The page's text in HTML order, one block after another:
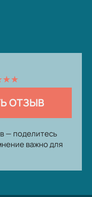
★★
ОТЗЫВ
— поделитесь
важно для